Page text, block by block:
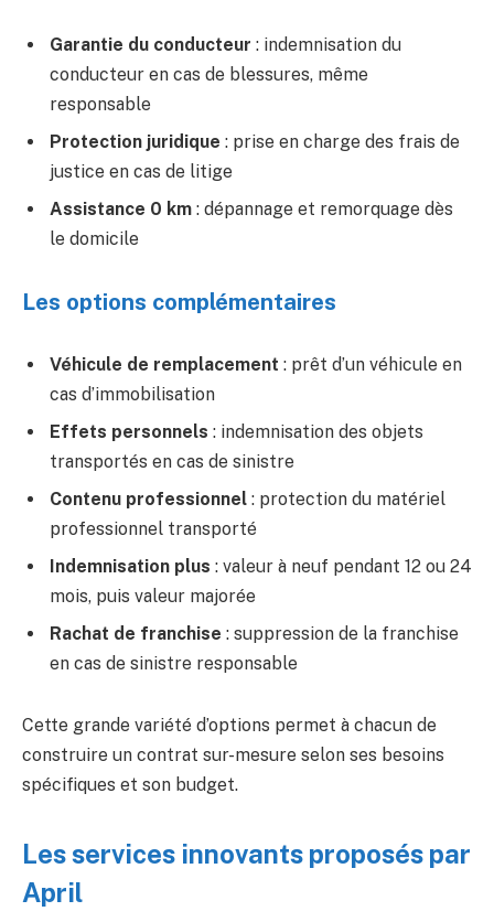
Garantie du conducteur : indemnisation du
conducteur en cas de blessures, même
responsable
Protection juridique : prise en charge des frais de
justice en cas de litige
Assistance 0 km : dépannage et remorquage dès
le domicile
Les options complémentaires
Véhicule de remplacement : prêt d’un véhicule en
cas d’immobilisation
Effets personnels : indemnisation des objets
transportés en cas de sinistre
Contenu professionnel : protection du matériel
professionnel transporté
Indemnisation plus : valeur à neuf pendant 12 ou 24
mois, puis valeur majorée
Rachat de franchise : suppression de la franchise
en cas de sinistre responsable
Cette grande variété d’options permet à chacun de
construire un contrat sur-mesure selon ses besoins
spécifiques et son budget.
Les services innovants proposés par
April